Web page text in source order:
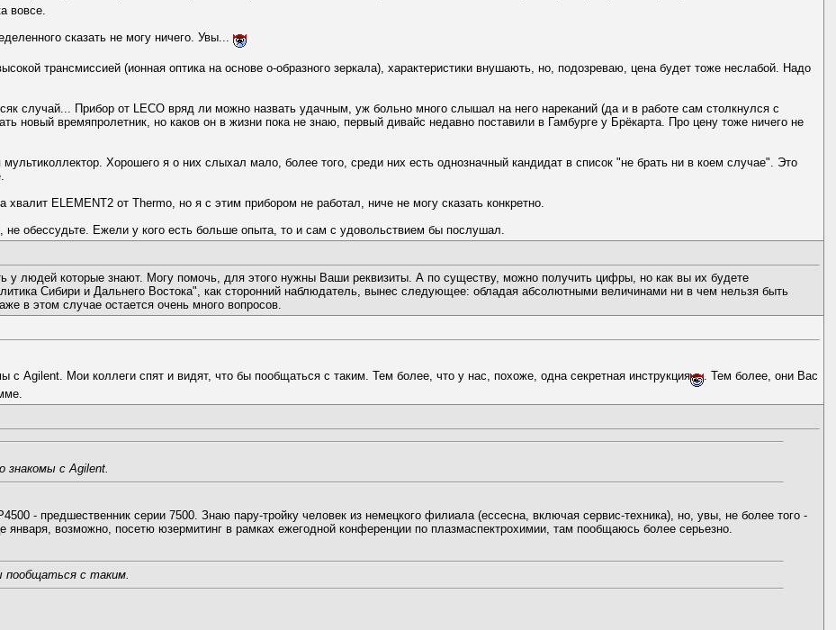
вовсе.
сказать не могу ничего. Увы...
трансмиссией (ионная оптика на основе о-образного зеркала), характеристики внушають, но, подозреваю, цена будет тоже неслабой. Надо
случай... Прибор от LECO вряд ли можно назвать удачным, уж больно много слышал на него нареканий (да и в работе сам столкнулся с
новый времяпролетник, но каков он в жизни пока не знаю, первый дивайс недавно поставили в Гамбурге у Брёкарта. Про цену тоже ничего не
Хорошего я о них слыхал мало, более того, среди них есть однозначный кандидат в список "не брать ни в коем случае". Это
ELEMENT2 от Thermo, но я с этим прибором не работал, ниче не могу сказать конкретно.
не обессудьте. Ежели у кого есть больше опыта, то и сам с удовольствием бы послушал.
у людей которые знают. Могу помочь, для этого нужны Ваши реквизиты. А по существу, можно получить цифры, но как вы их будете
Сибири и Дальнего Востока", как сторонний наблюдатель, вынес следующее: обладая абсолютными величинами ни в чем нельзя быть
в этом случае остается очень много вопросов.
с Agilent. Мои коллеги спят и видят, что бы пообщаться с таким. Тем более, что у нас, похоже, одна секретная инструкция
. Тем более, они Вас
знакомы с Agilent.
- предшественник серии 7500. Знаю пару-тройку человек из немецкого филиала (ессесна, включая сервис-техника), но, увы, не более того -
возможно, посетю юзермитинг в рамках ежегодной конференции по плазмаспектрохимии, там пообщаюсь более серьезно.
пообщаться с таким.